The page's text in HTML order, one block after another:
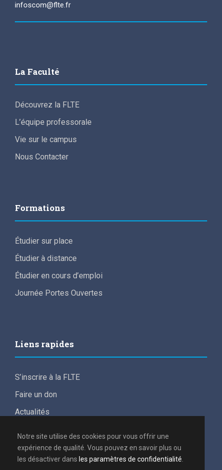
infoscom@flte.fr
La Faculté
Découvrez la FLTE
L’équipe professorale
Vie sur le campus
Nous Contacter
Formations
Étudier sur place
Étudier à distance
Étudier en cours d’emploi
Journée Portes Ouvertes
Liens rapides
S’inscrire à la FLTE
Faire un don
Actualités
Conditions de participation aux frais d’études
Politique de confidentialité
Notre site utilise des cookies pour vous offrir une
expérience de qualité. Vous pouvez en savoir plus ou
les désactiver dans les paramètres de confidentialité